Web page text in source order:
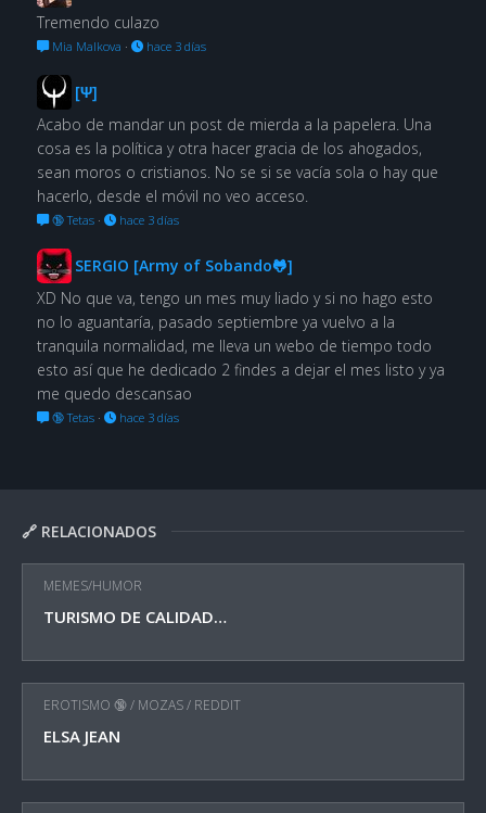
🔗 RELACIONADOS
MEMES/HUMOR
TURISMO DE CALIDAD…
EROTISMO 🔞/ MOZAS/ REDDIT
ELSA JEAN
Tremendo culazo
Mia Malkova · hace 3 días
[Ψ]
Acabo de mandar un post de mierda a la papelera. Una
cosa es la política y otra hacer gracia de los ahogados,
sean moros o cristianos. No se si se vacía sola o hay que
hacerlo, desde el móvil no veo acceso.
🔞 Tetas· hace 3 días
SERGIO [Army of Sobando🐸]
XD No que va, tengo un mes muy liado y si no hago esto
no lo aguantaría, pasado septiembre ya vuelvo a la
tranquila normalidad, me lleva un webo de tiempo todo
esto así que he dedicado 2 findes a dejar el mes listo y ya
me quedo descansao
🔞 Tetas· hace 3 días